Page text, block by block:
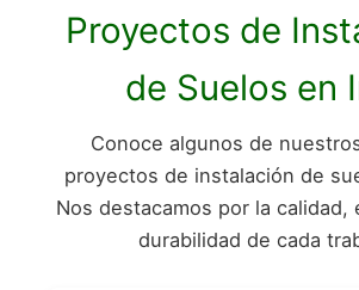
Proyectos de
de Suelos en
Conoce algunos de
proyectos de instalación de
Nos destacamos por la calidad,
durabilidad de cada